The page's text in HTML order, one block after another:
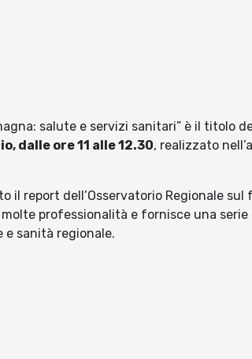
salute e servizi sanitari” è il titolo
dalle ore 11 alle 12.30, realizzato
il report dell’Osservatorio Regionale
professionalità e fornisce una
sanità regionale.